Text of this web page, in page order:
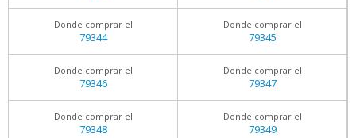
Donde comprar el
79344
Donde comprar el
79345
Donde comprar el
79346
Donde comprar el
79347
Donde comprar el
79348
Donde comprar el
79349